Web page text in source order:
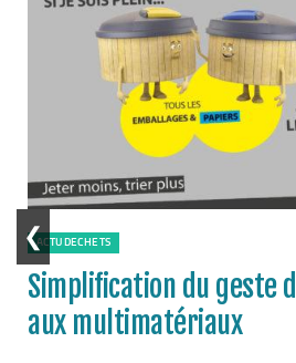
Le Conseil Communautaire
Les services
La CCM recrute
Publications
Economie & Tourisme
Entreprises & emplois
Développement économique
LEADER, aides européennes
Travaillez en Matheysine
ACTUDECHETS
Simplification du geste
aux multimatériaux
❮